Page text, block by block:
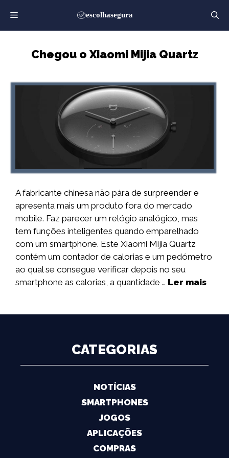
para
o
Chegou o Xiaomi Mijia Quartz
A fabricante chinesa não pára de surpreender e
apresenta mais um produto fora do mercado
mobile. Faz parecer um relógio analógico, mas
tem funções inteligentes quando emparelhado
com um smartphone. Este Xiaomi Mijia Quartz
contém um contador de calorias e um pedómetro
ao qual se consegue verificar depois no seu
smartphone as calorias, a quantidade … Ler mais
CATEGORIAS
NOTÍCIAS
SMARTPHONES
JOGOS
APLICAÇÕES
COMPRAS